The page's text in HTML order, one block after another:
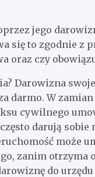
jego
się to zgodnie z
oraz czy
Darowizna
darmo. W
cywilnego
darują
może
zanim
do